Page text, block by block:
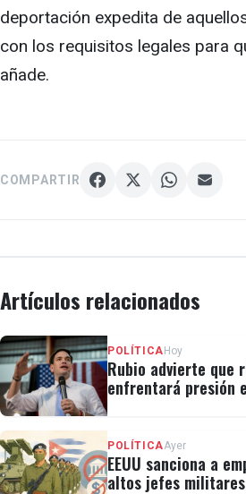
deportación expedita de
con los requisitos legales para
añade.
COMPARTIR
Artículos relacionados
POLÍTICA Hoy
Rubio advierte que
enfrentará presión
POLÍTICAAyer
EEUU sanciona a
altos jefes